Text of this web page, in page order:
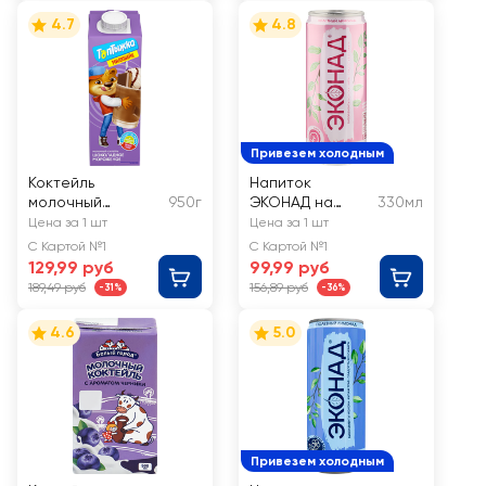
4.7
Коктейль
молочный
ТОПТЫЖКА со
вкусом
шоколадного
мороженого 2%,
без змж
950г
Цена за 1 шт
С Картой №1
129,99 руб
189,49 руб -31%
Привезем холодным
4.8
Напиток
ЭКОНАД на
основе
молочной
сыворотки с
натуральным
экстрактом
липы,
среднегазирова
330мл
Цена за 1 шт
С Картой №1
99,99 руб
156,89 руб -36%
4.6
Привезем холодным
5.0